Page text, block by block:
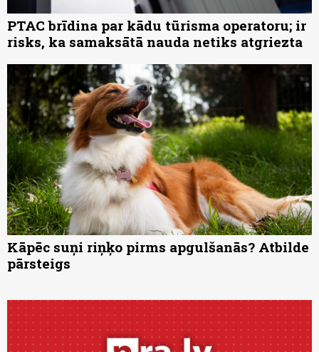
PTAC brīdina par kādu tūrisma operatoru; ir
risks, ka samaksātā nauda netiks atgriezta
Kāpēc suņi riņķo pirms apgulšanās? Atbilde
pārsteigs